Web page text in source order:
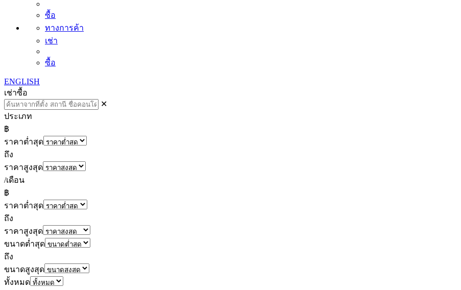
ซื้อ
ทางการค้า
เช่า
ซื้อ
ENGLISH
เช่าซื้อ
✕
ประเภท
฿
ราคาต่ำสุด
ถึง
ราคาสูงสุด
/เดือน
฿
ราคาต่ำสุด
ถึง
ราคาสูงสุด
ขนาดต่ำสุด
ถึง
ขนาดสูงสุด
ทั้งหมด